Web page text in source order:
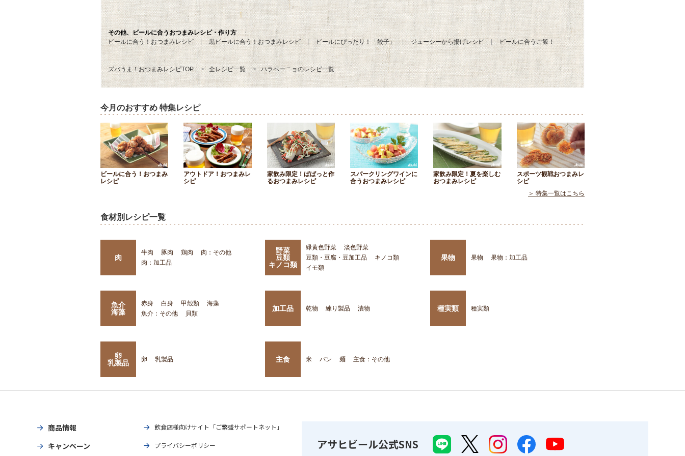
その他、ビールに合うおつまみレシピ・作り方
ビールに合う！おつまみレシピ
黒ビールに合う！おつまみレシピ ビールにぴったり！「餃子」 ジューシーから揚げレシピ ビールに合うご飯！
ズバうま！おつまみレシピTOP 全レシピ一覧 ハラペーニョのレシピ一覧
今月のおすすめ 特集レシピ
ビールに合う！おつまみ
レシピ
アウトドア！おつまみレ
シピ
家飲み限定！ぱぱっと作
るおつまみレシピ
スパークリングワインに
合うおつまみレシピ
家飲み限定！夏を楽しむ
おつまみレシピ
スポーツ観戦おつまみレ
シピ
＞ 特集一覧はこちら
食材別レシピ一覧
肉
牛肉 豚肉 鶏肉
肉：その他
肉：加工品
野菜
豆類
キノコ類
緑黄色野菜
淡色野菜
豆類・豆腐・豆加工品
キノコ類
イモ類
果物 果物 果物：加工品
魚介
海藻
赤身 白身 甲殻類
海藻
魚介：その他
貝類
加工品 乾物 練り製品 漬物 種実類 種実類
卵
乳製品
卵 乳製品 主食 米 パン 麺 主食：その他
商品情報
キャンペーン
飲食店様向けサイト「ご繁盛サポートネット」
プライバシーポリシー アサヒビール公式SNS